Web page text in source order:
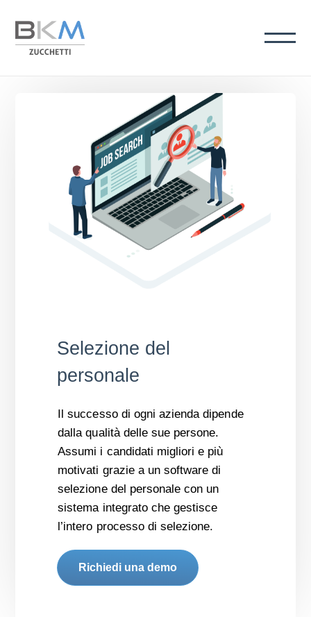
Selezione del
personale
Il successo di ogni azienda dipende
dalla qualità delle sue persone.
Assumi i candidati migliori e più
motivati grazie a un software di
selezione del personale con un
sistema integrato che gestisce
l’intero processo di selezione.
Richiedi una demo